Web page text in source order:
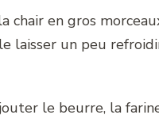
en gros
laisser un peu
le beurre, la